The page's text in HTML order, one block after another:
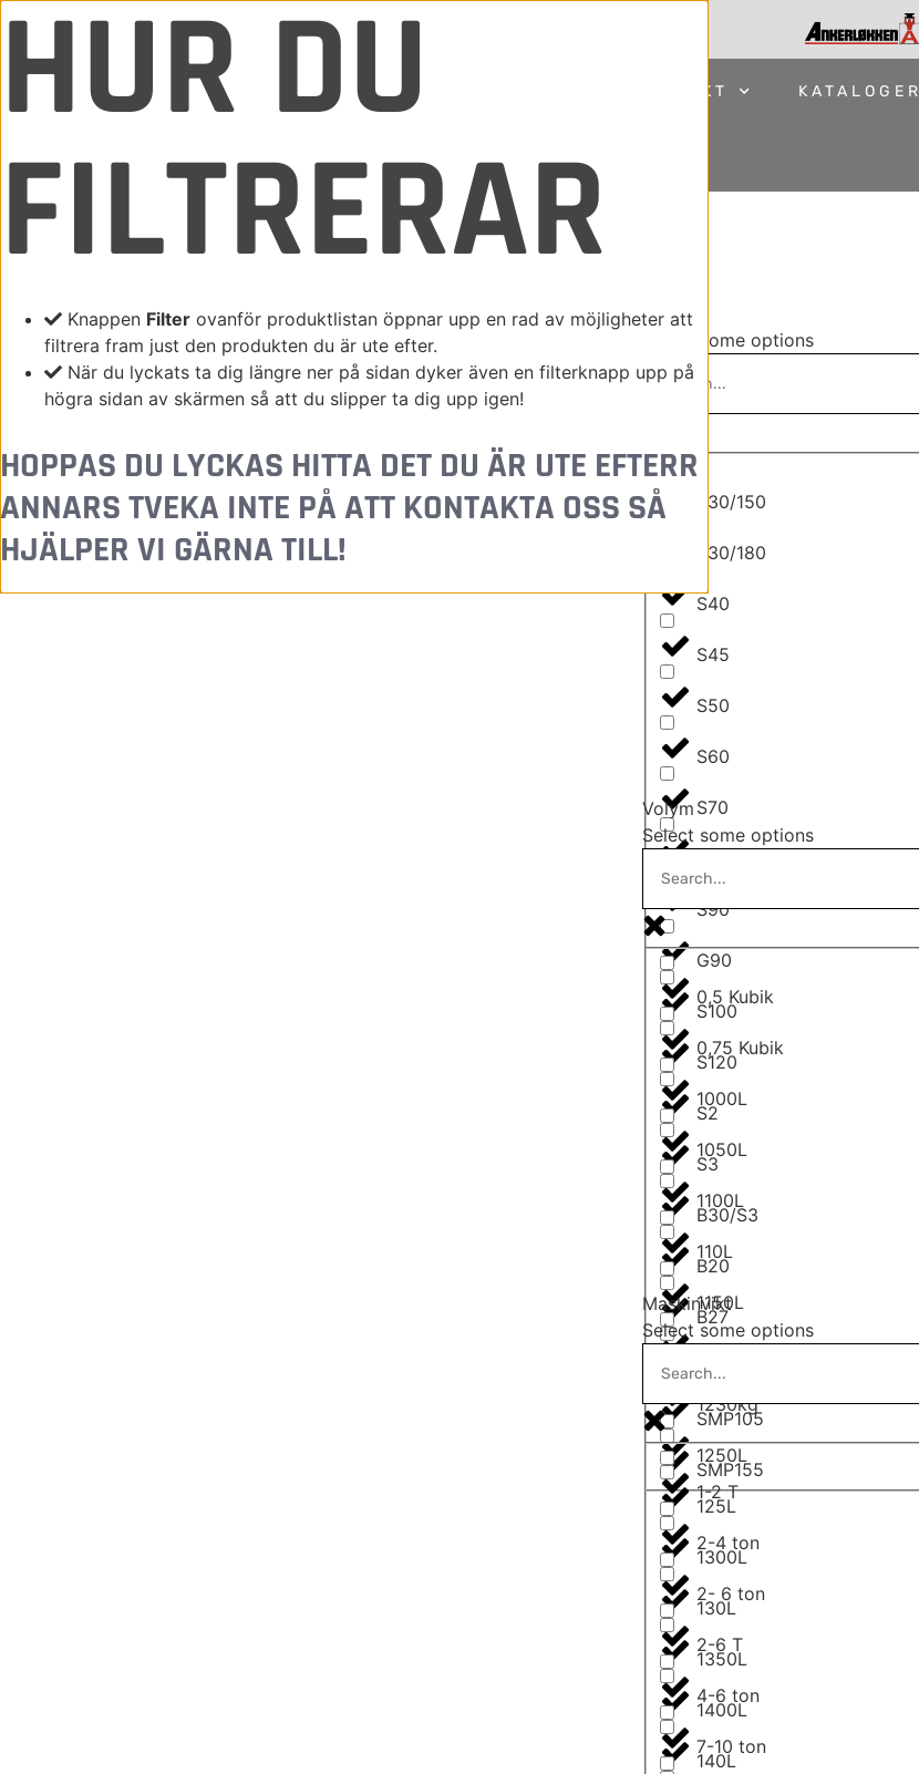
SORTIMENT KONTAKT KATALOGER
750MM
/ Product Max bredd / 750mm
STÄNG
Fäste
Select some options
S30/150
S30/180
S40
S45
S50
S60
S70
S90
G90
S100
S120
S2
S3
B30/S3
B20
B27
B30
SMP105
SMP155
Volym
Select some options
0,5 Kubik
0,75 Kubik
1000L
1050L
1100L
110L
1150L
1230kg
1250L
125L
1300L
130L
1350L
1400L
140L
Maskinvikt
Select some options
1-2 T
2-4 ton
2- 6 ton
2-6 T
4-6 ton
7-10 ton
HUR DU
FILTRERAR
Knappen Filter ovanför produktlistan öppnar upp en rad av möjligheter att
filtrera fram just den produkten du är ute efter.
När du lyckats ta dig längre ner på sidan dyker även en filterknapp upp på
högra sidan av skärmen så att du slipper ta dig upp igen!
HOPPAS DU LYCKAS HITTA DET DU ÄR UTE EFTERR
ANNARS TVEKA INTE PÅ ATT KONTAKTA OSS SÅ
HJÄLPER VI GÄRNA TILL!